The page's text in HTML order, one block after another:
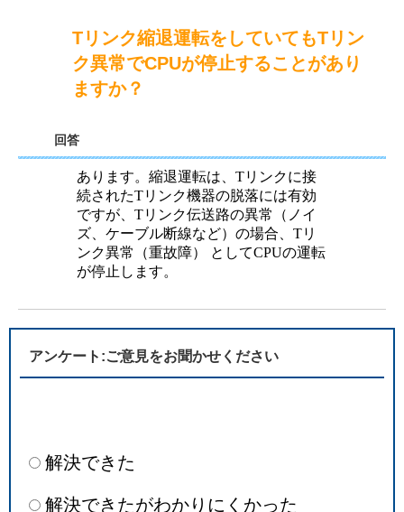
Tリンク縮退運転をしていてもTリン
ク異常でCPUが停止することがあり
ますか？
回答
あります。縮退運転は、Tリンクに接
続されたTリンク機器の脱落には有効
ですが、Tリンク伝送路の異常（ノイ
ズ、ケーブル断線など）の場合、Tリ
ンク異常（重故障） としてCPUの運転
が停止します。
アンケート:ご意見をお聞かせください
解決できた
解決できたがわかりにくかった